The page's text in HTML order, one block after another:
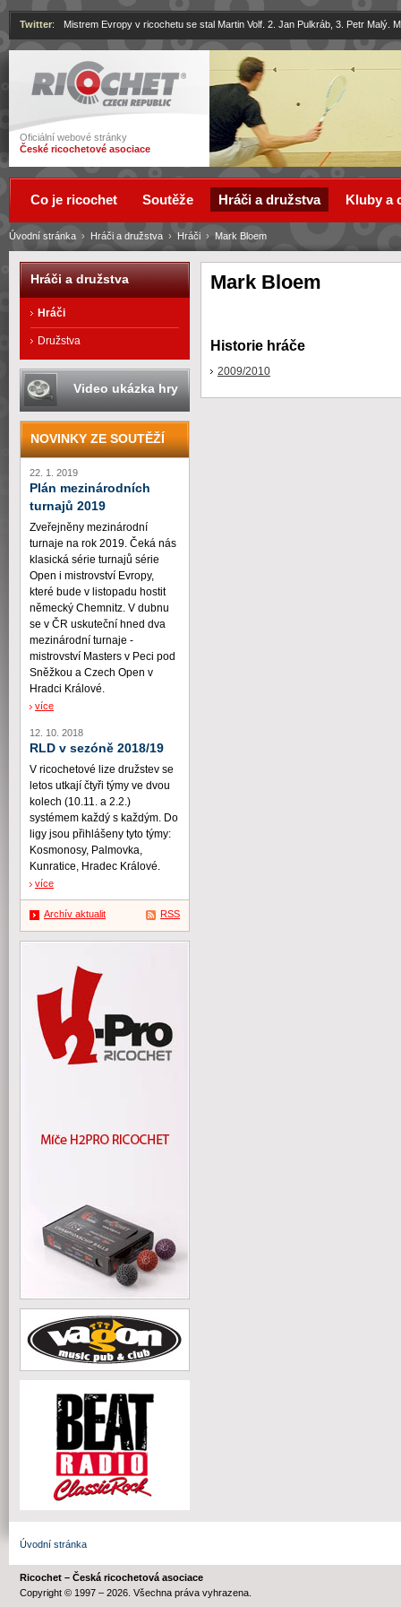
Ricochet
Oficiální webové stránky
České ricochetové asociace
Twitter: Mistrem Evropy v ricochetu se stal Martin Volf. 2. Jan Pulkráb, 3. Petr Malý.
Mark Bloem
Historie hráče
2009/2010
Úvodní stránka › Hráči a družstva › Hráči › Mark Bloem
Co je ricochet Soutěže Hráči a družstva Kluby a
Hráči a družstva
Hráči
Družstva
Video ukázka hry
NOVINKY ZE SOUTĚŽÍ
22. 1. 2019
Plán mezinárodních
turnajů 2019
Zveřejněny mezinárodní
turnaje na rok 2019. Čeká nás
klasická série turnajů série
Open i mistrovství Evropy,
které bude v listopadu hostit
německý Chemnitz. V dubnu
se v ČR uskuteční hned dva
mezinárodní turnaje -
mistrovství Masters v Peci pod
Sněžkou a Czech Open v
Hradci Králové.
více
12. 10. 2018
RLD v sezóně 2018/19
V ricochetové lize družstev se
letos utkají čtyři týmy ve dvou
kolech (10.11. a 2.2.)
systémem každý s každým. Do
ligy jsou přihlášeny tyto týmy:
Kosmonosy, Palmovka,
Kunratice, Hradec Králové.
více
Archív aktualit RSS
Úvodní stránka
Ricochet – Česká ricochetová asociace
Copyright © 1997 – 2026. Všechna práva vyhrazena.